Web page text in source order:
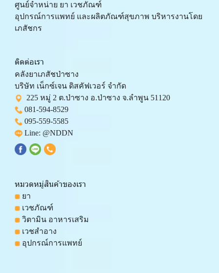
ศูนย์จำหน่าย ยา เวชภัณฑ์
﻿อุปกรณ์การแพทย์ และผลิตภัณฑ์สุขภาพ บริหารงานโดย
เภสัชกร
ติดต่อเรา
คลังยาเภสัชป่าซาง
บริษัท เน็กซ์เจน ดิสคัฟเวอร์ จำกัด
225 หมู่ 2 ต.ป่าซาง อ.ป่าซาง จ.ลำพูน 51120
081-594-8529
095-559-5585
Line: @NDDN
หมวดหมู่สินค้าของเรา
ยา
เวชภัณฑ์
วิตามิน อาหารเสริม
เวชสำอาง
อุปกรณ์การแพทย์